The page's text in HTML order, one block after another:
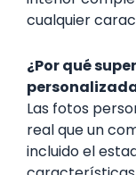
cualquier
¿Por qué
Las fotos
real que un
incluido el